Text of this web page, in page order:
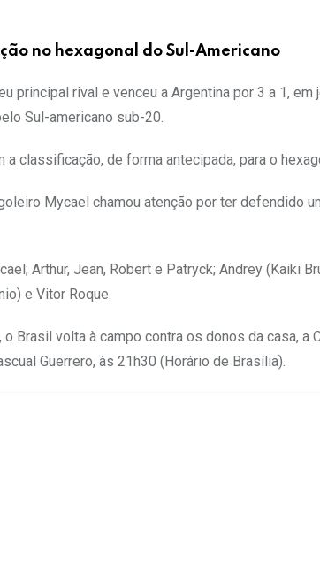
no hexagonal do Sul-Americano
principal rival e venceu a Argentina por 3 a 1, em
Sul-americano sub-20.
classificação, de forma antecipada, para o
Mycael chamou atenção por ter defendido
Arthur, Jean, Robert e Patryck; Andrey (Kaiki
e Vitor Roque.
Brasil volta à campo contra os donos da casa, a
Guerrero, às 21h30 (Horário de Brasília).